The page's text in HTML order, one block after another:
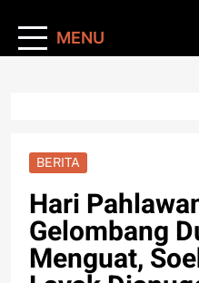
MENU
BERITA
Hari
Gelombang
Menguat,